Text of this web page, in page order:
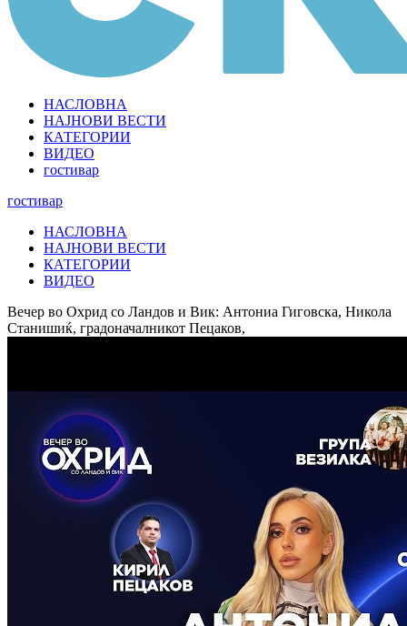
НАСЛОВНА
НАЈНОВИ ВЕСТИ
КАТЕГОРИИ
ВИДЕО
гостивар
гостивар
НАСЛОВНА
НАЈНОВИ ВЕСТИ
КАТЕГОРИИ
ВИДЕО
Вечер во Охрид со Ландов и Вик: Антониа Гиговска, Никола
Станишиќ, градоначалникот Пецаков,